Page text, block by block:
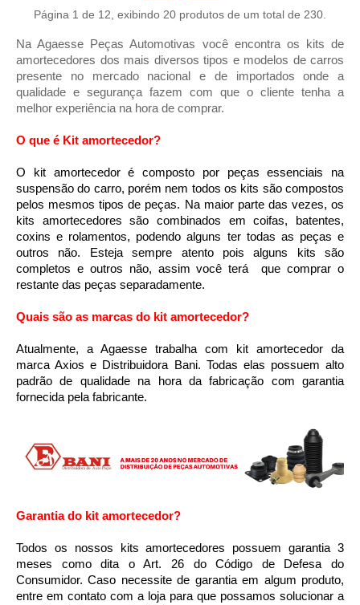
Página 1 de 12, exibindo 20 produtos de um total de 230.
Na Agaesse Peças Automotivas você encontra os kits de
amortecedores dos mais diversos tipos e modelos de carros
presente no mercado nacional e de importados onde a
qualidade e segurança fazem com que o cliente tenha a
melhor experiência na hora de comprar.
O que é Kit amortecedor?
O kit amortecedor é composto por peças essenciais na
suspensão do carro, porém nem todos os kits são compostos
pelos mesmos tipos de peças. Na maior parte das vezes, os
kits amortecedores são combinados em coifas, batentes,
coxins e rolamentos, podendo alguns ter todas as peças e
outros não. Esteja sempre atento pois alguns kits são
completos e outros não, assim você terá  que comprar o
restante das peças separadamente.
Quais são as marcas do kit amortecedor?
Atualmente, a Agaesse trabalha com kit amortecedor da
marca Axios e Distribuidora Bani. Todas elas possuem alto
padrão de qualidade na hora da fabricação com garantia
fornecida pela fabricante.
Garantia do kit amortecedor?
Todos os nossos kits amortecedores possuem garantia 3
meses como dita o Art. 26 do Código de Defesa do
Consumidor. Caso necessite de garantia em algum produto,
entre em contato com a loja para que possamos solucionar a